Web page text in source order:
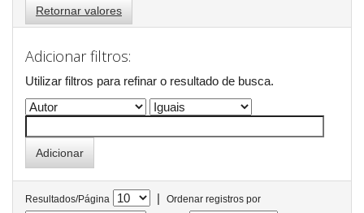
Retornar valores
Adicionar filtros:
Utilizar filtros para refinar o resultado de busca.
Resultados/Página |
Ordenar registros por